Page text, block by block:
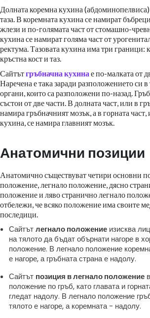
Долната коремна кухина
таза. В коремната кухина се намират
жлези и по-голямата част от стомашно-
кухина се намират голяма част от
ректума. Тазовата кухина има три граници:
кръстна кост и таз.
Сайтътгръбначна кухина е по-малката от
Наречена е така заради разположението си
органи, които са разположени по-назад.
състои от две части. В долната част, или в
намира гръбначният мозък, а в горната част,
кухина, се намира главният мозък.
Анатомични позиции
Анатомично съществуват четири основни
положение, легнало положение, дясно
положение и ляво странично легнало
отбележи, че всяко положение има своите
последици.
Сайтътлегнало положение изисква
на тялото да бъдат обърнати нагоре в
положение. В легнало положение
е нагоре, а гръбната страна е надолу.
Сайтът позиция в легнало положение
положение по гръб, като главата и
гледат надолу. В легнало положение
тялото е нагоре, а коремната - надолу.